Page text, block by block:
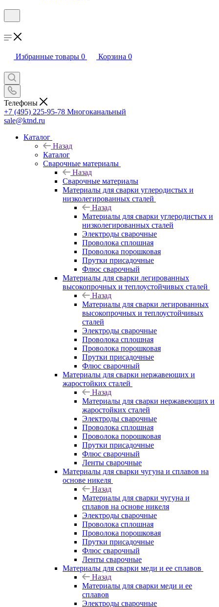
Избранные товары 0 Корзина 0
Телефоны
+7 (495) 225-95-78 Многоканальный
sale@ktnd.ru
Каталог
Назад
Каталог
Сварочные материалы
Назад
Сварочные материалы
Материалы для сварки углеродистых и
низколегированных сталей
Назад
Материалы для сварки углеродистых и
низколегированных сталей
Электроды сварочные
Проволока сплошная
Проволока порошковая
Прутки присадочные
Флюс сварочный
Материалы для сварки легированных
высокопрочных и теплоустойчивых сталей
Назад
Материалы для сварки легированных
высокопрочных и теплоустойчивых
сталей
Электроды сварочные
Проволока сплошная
Проволока порошковая
Прутки присадочные
Флюс сварочный
Материалы для сварки нержавеющих и
жаростойких сталей
Назад
Материалы для сварки нержавеющих и
жаростойких сталей
Электроды сварочные
Проволока сплошная
Проволока порошковая
Прутки присадочные
Флюс сварочный
Ленты сварочные
Материалы для сварки чугуна и сплавов на
основе никеля
Назад
Материалы для сварки чугуна и
сплавов на основе никеля
Электроды сварочные
Проволока сплошная
Проволока порошковая
Прутки присадочные
Флюс сварочный
Ленты сварочные
Материалы для сварки меди и ее сплавов
Назад
Материалы для сварки меди и ее
сплавов
Электроды сварочные